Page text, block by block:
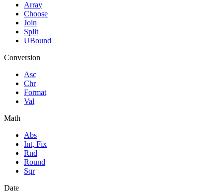
Array
Choose
Join
Split
UBound
Conversion
Asc
Chr
Format
Val
Math
Abs
Int, Fix
Rnd
Round
Sqr
Date